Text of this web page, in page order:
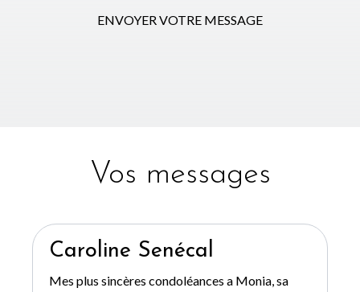
ENVOYER VOTRE MESSAGE
Vos messages
Caroline Senécal
Mes plus sincères condoléances a Monia, sa